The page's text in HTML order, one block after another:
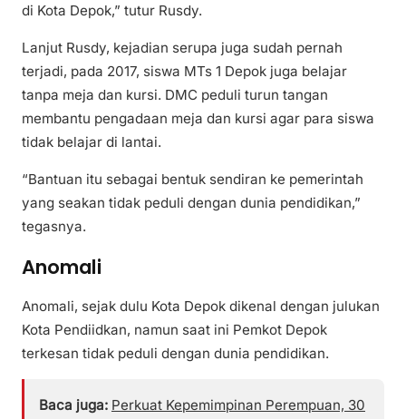
di Kota Depok,” tutur Rusdy.
Lanjut Rusdy, kejadian serupa juga sudah pernah
terjadi, pada 2017, siswa MTs 1 Depok juga belajar
tanpa meja dan kursi. DMC peduli turun tangan
membantu pengadaan meja dan kursi agar para siswa
tidak belajar di lantai.
“Bantuan itu sebagai bentuk sendiran ke pemerintah
yang seakan tidak peduli dengan dunia pendidikan,”
tegasnya.
Anomali
Anomali, sejak dulu Kota Depok dikenal dengan julukan
Kota Pendiidkan, namun saat ini Pemkot Depok
terkesan tidak peduli dengan dunia pendidikan.
Baca juga: Perkuat Kepemimpinan Perempuan, 30